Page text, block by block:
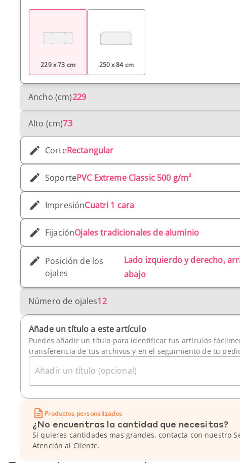
229 x 73 cm 250 x 84 cm
Ancho (cm)229
Alto (cm)73
CorteRectangular
SoportePVC Extreme Classic 500 g/m²
ImpresiónCuatri 1 cara
FijaciónOjales tradicionales de aluminio
Posición de los
ojales
Lado izquierdo y derecho,
abajo
Número de ojales12
Añade un título a este artículo
Puedes añadir un título para identificar tus artículos
transferencia de tus archivos y en el seguimiento de tu
Añadir un título (opcional)
Productos personalizados
¿No encuentras la cantidad que necesitas?
Si quieres cantidades mas grandes, contacta con nuestro
Atención al Cliente.